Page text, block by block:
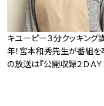
キユーピー３分クッキング
年！宮本和秀先生が番組
の放送は『公開収録２ＤＡＹ